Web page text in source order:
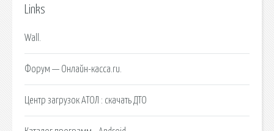
Links
Wall.
Форум — Онлайн-касса.ru.
Центр загрузок АТОЛ : скачать ДТО